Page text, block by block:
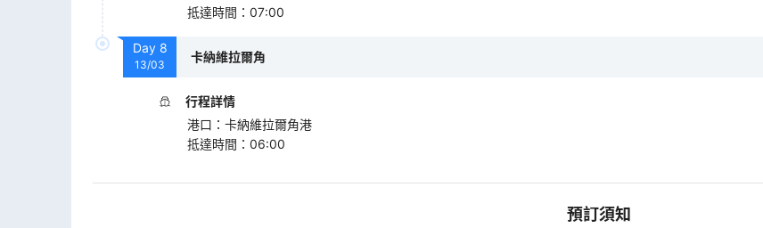
抵達時間 ： 07:00
Day 8
13/03
卡納維拉爾角
行程詳情
港口 ： 卡納維拉爾角港
抵達時間 ： 06:00
預訂須知